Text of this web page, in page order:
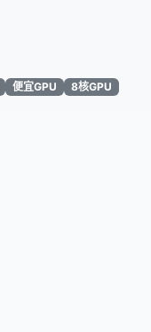
便宜GPU 8核GPU